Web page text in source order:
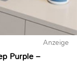
Anzeige
Purple –